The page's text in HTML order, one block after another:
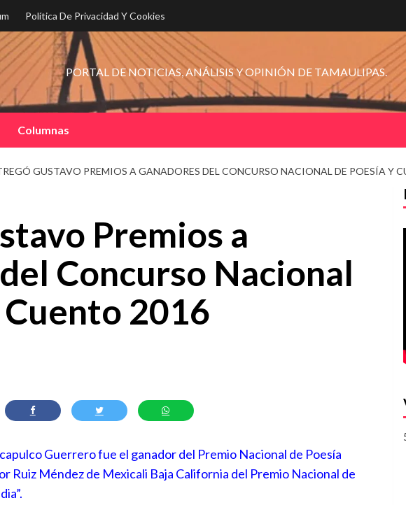
Política De Privacidad Y Cookies
PORTAL DE NOTICIAS, ANÁLISIS Y OPINIÓN DE TAMAULIPAS.
Columnas
GUSTAVO PREMIOS A GANADORES DEL CONCURSO NACIONAL DE POESÍA Y
Premios a
Concurso Nacional
2016
Guerrero fue el ganador del Premio Nacional de Poesía
Ruiz Méndez de Mexicali Baja California del Premio Nacional de